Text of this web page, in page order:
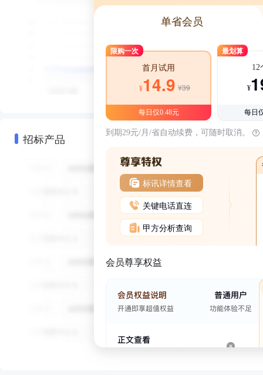
招标产品
单省会员
限购一次
首月试用
¥14.9 ¥39
每日仅0.48元
最划算
12
¥
每日
到期29元/月/省自动续费，可随时取消。
标讯详情查看
关键电话直连
甲方分析查询
会员尊享权益